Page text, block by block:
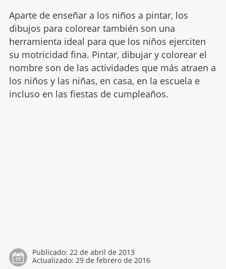
Aparte de enseñar a los niños a pintar, los
dibujos para colorear también son una
herramienta ideal para que los niños ejerciten
su motricidad fina. Pintar, dibujar y colorear el
nombre son de las actividades que más atraen a
los niños y las niñas, en casa, en la escuela e
incluso en las fiestas de cumpleaños.
Publicado: 22 de abril de 2013
Actualizado: 29 de febrero de 2016